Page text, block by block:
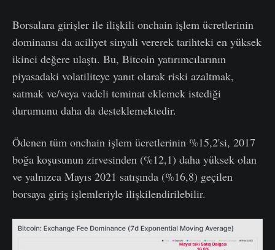
Borsalara girişler ile ilişkili onchain işlem ücretlerinin
dominansı da aciliyet sinyali vererek tarihteki en yüksek
ikinci değere ulaştı. Bu, Bitcoin yatırımcılarının
piyasadaki volatiliteye yanıt olarak riski azaltmak,
satmak ve/veya vadeli teminat eklemek istediği
durumunu daha da desteklemektedir.
Ödenen tüm onchain işlem ücretlerinin %15,2'si, 2017
boğa koşusunun zirvesinden (%12,1) daha yüksek olan
ve yalnızca Mayıs 2021 satışında (%16,8) geçilen
borsaya giriş işlemleriyle ilişkilendirilebilir.